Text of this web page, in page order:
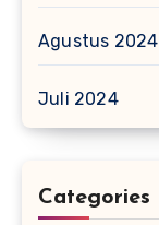
Agustus 2024
Juli 2024
Categories